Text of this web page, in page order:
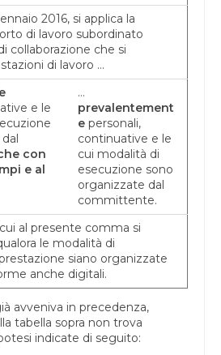
2016, si applica la
di lavoro subordinato
collaborazione che si
di lavoro …
e le
con
e al
…
prevalentement
epersonali,
continuative e le
cui modalità di
esecuzione sono
organizzate dal
committente.
al presente comma si
le modalità di
siano organizzate
anche digitali.
avveniva in precedenza,
tabella sopra non trova
indicate di seguito: